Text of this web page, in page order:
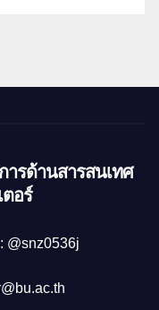
ารด้านสารสนเทศ
อร์
@snz0536j